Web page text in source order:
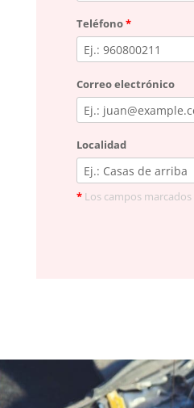
Teléfono*
Correo electrónico
Localidad
*Los campos